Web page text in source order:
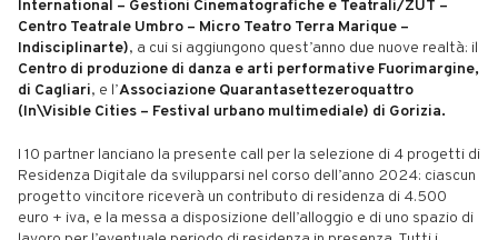
International – Gestioni Cinematografiche e Teatrali/ZUT –
Centro Teatrale Umbro – Micro Teatro Terra Marique –
Indisciplinarte), a cui si aggiungono quest’anno due nuove realtà: il
Centro di produzione di danza e arti performative Fuorimargine,
di Cagliari, e l’Associazione Quarantasettezeroquattro
(In\Visible Cities – Festival urbano multimediale) di Gorizia.
I 10 partner lanciano la presente call per la selezione di 4 progetti di
Residenza Digitale da svilupparsi nel corso dell’anno 2024: ciascun
progetto vincitore riceverà un contributo di residenza di 4.500
euro + iva, e la messa a disposizione dell’alloggio e di uno spazio di